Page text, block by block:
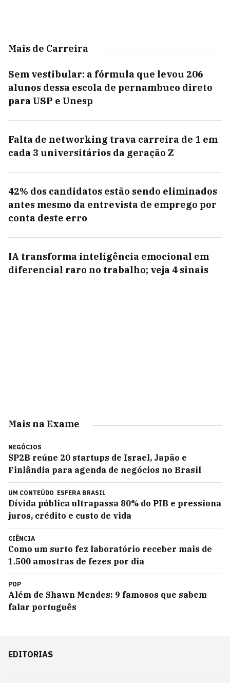
Mais de Carreira
Sem vestibular: a fórmula que levou 206
alunos dessa escola de pernambuco direto
para USP e Unesp
Falta de networking trava carreira de 1 em
cada 3 universitários da geração Z
42% dos candidatos estão sendo eliminados
antes mesmo da entrevista de emprego por
conta deste erro
IA transforma inteligência emocional em
diferencial raro no trabalho; veja 4 sinais
Mais na Exame
NEGÓCIOS
SP2B reúne 20 startups de Israel, Japão e
Finlândia para agenda de negócios no Brasil
UM CONTEÚDO ESFERA BRASIL
Dívida pública ultrapassa 80% do PIB e pressiona
juros, crédito e custo de vida
CIÊNCIA
Como um surto fez laboratório receber mais de
1.500 amostras de fezes por dia
POP
Além de Shawn Mendes: 9 famosos que sabem
falar português
EDITORIAS